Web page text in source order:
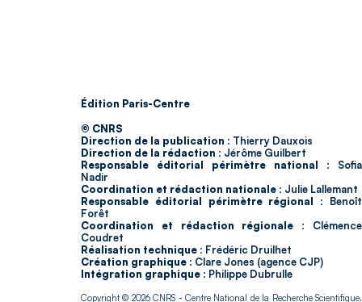
Édition Paris-Centre
© CNRS
Direction de la publication : Thierry Dauxois
Direction de la rédaction : Jérôme Guilbert
Responsable éditorial périmètre national : Sofia
Nadir
Coordination et rédaction nationale : Julie Lallemant
Responsable éditorial périmètre régional : Benoît
Forêt
Coordination et rédaction régionale : Clémence
Coudret
Réalisation technique : Frédéric Druilhet
Création graphique : Clare Jones (agence CJP)
Intégration graphique : Philippe Dubrulle
Copyright © 2026CNRS - Centre National de la Recherche Scientifique.